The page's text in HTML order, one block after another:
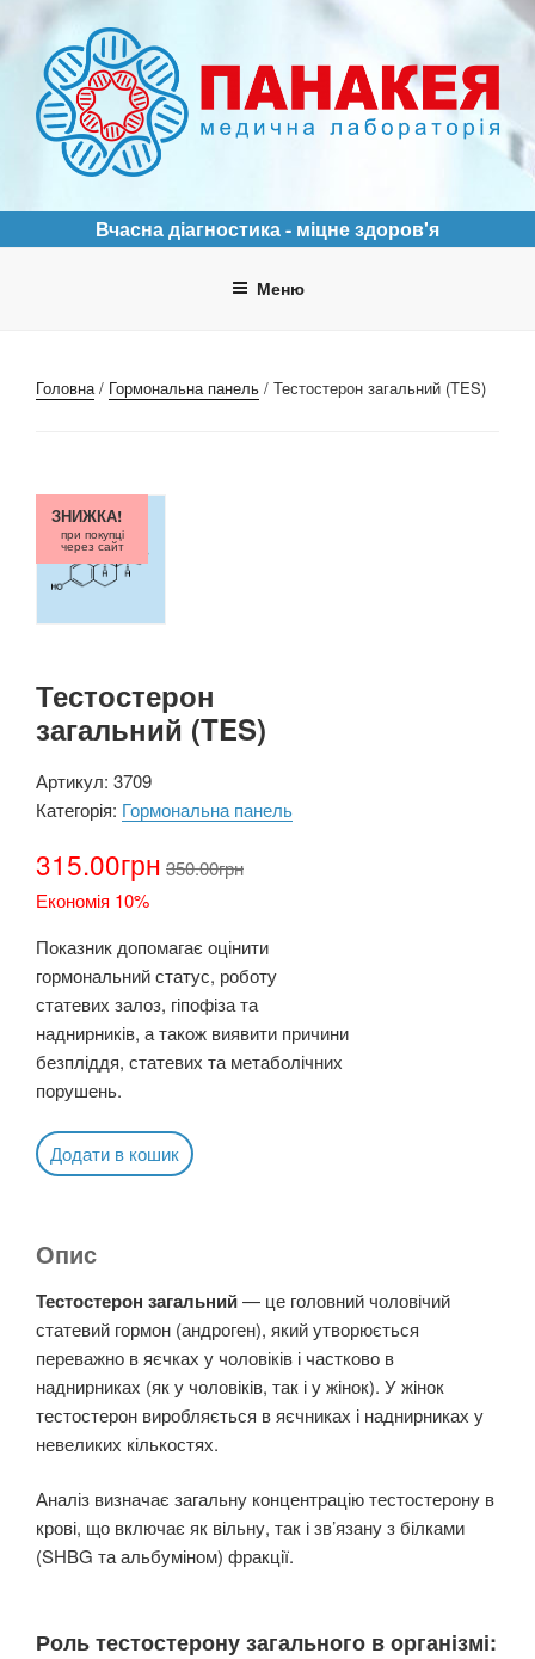
вмісту
ПАНАКЕЯ
Вчасна діагностика - міцне здоров'я
Меню
Головна/ Гормональна панель / Тестостерон загальний (TES)
Тестостерон
загальний (TES)
Артикул: 3709
Категорія: Гормональна панель
315.00грн 350.00грн
Економія 10%
ЗНИЖКА!
при покупці
через сайт
Показник допомагає оцінити
гормональний статус, роботу
статевих залоз, гіпофіза та
наднирників, а також виявити причини
безпліддя, статевих та метаболічних
порушень.
Додати в кошик
Опис
Тестостерон загальний— це головний чоловічий
статевий гормон (андроген), який утворюється
переважно в яєчках у чоловіків і частково в
наднирниках (як у чоловіків, так і у жінок). У жінок
тестостерон виробляється в яєчниках і наднирниках у
невеликих кількостях.
Аналіз визначає загальну концентрацію тестостерону в
крові, що включає як вільну, так і зв’язану з білками
(SHBG та альбуміном) фракції.
Роль тестостерону загального в організмі: